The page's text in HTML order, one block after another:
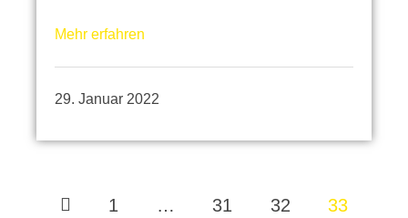
Mehr erfahren
29. Januar 2022
1 31 32 33